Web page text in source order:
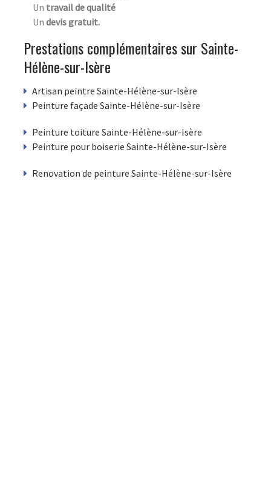
Un travail de qualité
Un devis gratuit.
Prestations complémentaires sur Sainte-
Hélène-sur-Isère
Artisan peintre Sainte-Hélène-sur-Isère
Peinture façade Sainte-Hélène-sur-Isère
Peinture toiture Sainte-Hélène-sur-Isère
Peinture pour boiserie Sainte-Hélène-sur-Isère
Renovation de peinture Sainte-Hélène-sur-Isère